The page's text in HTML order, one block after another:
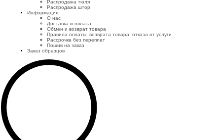
Распродажа тюля
Распродажа штор
Информация
О нас
Доставка и оплата
Обмен и возврат товара
Правила оплаты, возврата товара, отказа от услуги
Рассрочка без переплат
Пошив на заказ
Заказ образцов